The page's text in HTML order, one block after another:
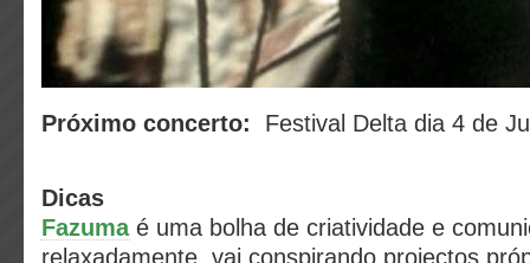
Próximo concerto: Festival Delta dia 4 de
Dicas
Fazumaé uma bolha de criatividade e
relaxadamente, vai conspirando projectos